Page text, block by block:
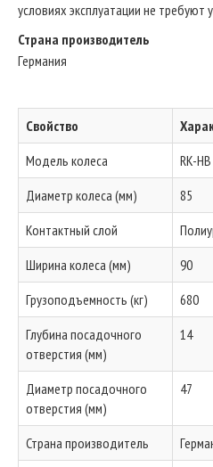
условиях эксплуатации не требуют
Страна производитель
Германия
Свойство
Модель колеса
RK-HB
Диаметр колеса (мм)
85
Контактный слой
Ширина колеса (мм)
90
Грузоподъемность (кг)
680
Глубина посадочного
отверстия (мм)
14
Диаметр посадочного
отверстия (мм)
47
Страна производитель